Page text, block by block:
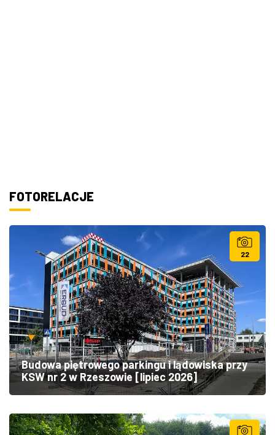
FOTORELACJE
22
Budowa piętrowego parkingu i lądowiska przy
KSW nr 2 w Rzeszowie [lipiec 2026]